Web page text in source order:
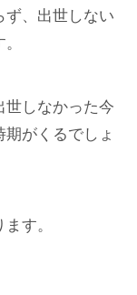
ず、出世しない
世しなかった今
がくるでしょ
す。